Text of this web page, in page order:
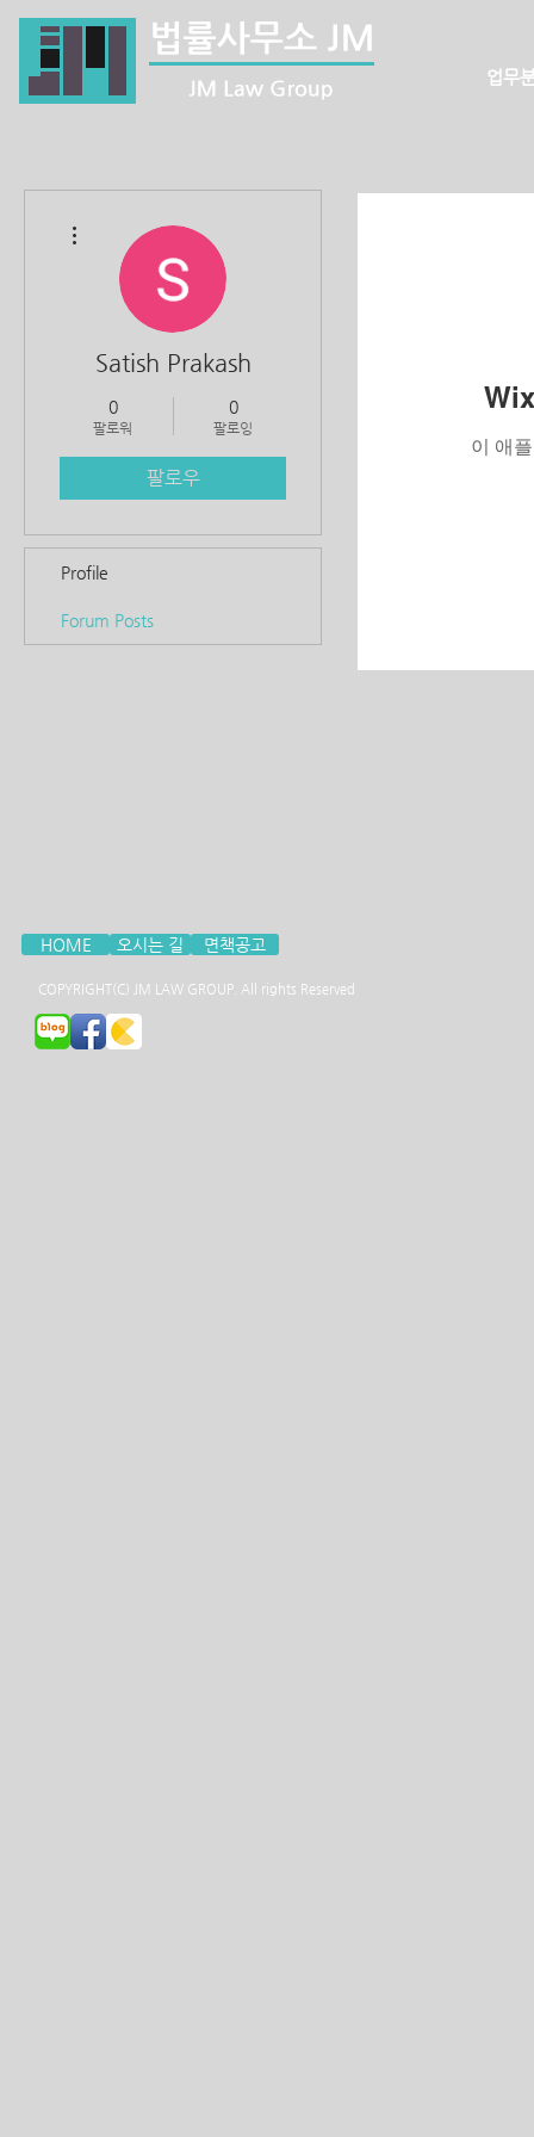
업무
이 애
Satish Prakash
0
팔로워
0
팔로잉
팔로우
Profile
Forum Posts
HOME 오시는 길 면책공고
COPYRIGHT(C) JM LAW GROUP. All rights Reserved